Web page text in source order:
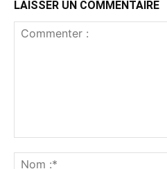
LAISSER UN COMMENTAIRE